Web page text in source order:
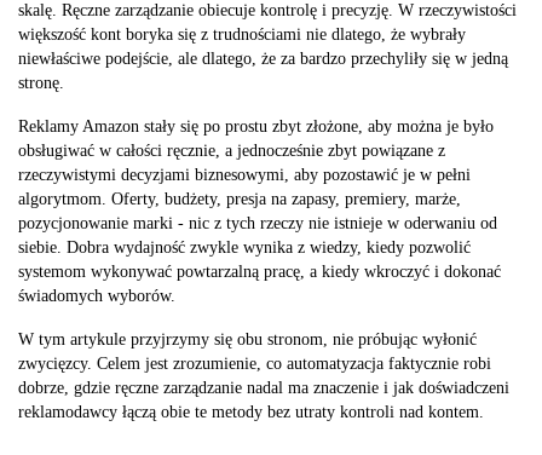
skalę. Ręczne zarządzanie obiecuje kontrolę i precyzję. W rzeczywistości
większość kont boryka się z trudnościami nie dlatego, że wybrały
niewłaściwe podejście, ale dlatego, że za bardzo przechyliły się w jedną
stronę.
Reklamy Amazon stały się po prostu zbyt złożone, aby można je było
obsługiwać w całości ręcznie, a jednocześnie zbyt powiązane z
rzeczywistymi decyzjami biznesowymi, aby pozostawić je w pełni
algorytmom. Oferty, budżety, presja na zapasy, premiery, marże,
pozycjonowanie marki - nic z tych rzeczy nie istnieje w oderwaniu od
siebie. Dobra wydajność zwykle wynika z wiedzy, kiedy pozwolić
systemom wykonywać powtarzalną pracę, a kiedy wkroczyć i dokonać
świadomych wyborów.
W tym artykule przyjrzymy się obu stronom, nie próbując wyłonić
zwycięzcy. Celem jest zrozumienie, co automatyzacja faktycznie robi
dobrze, gdzie ręczne zarządzanie nadal ma znaczenie i jak doświadczeni
reklamodawcy łączą obie te metody bez utraty kontroli nad kontem.